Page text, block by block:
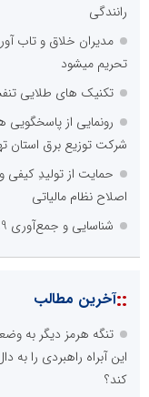
رانندگی
مدیران خلاق و تاب
تحریم میشود
تکنیک های طلایی
شرکت توزیع برق استان
حمایت از تولیدِ کیفی
اصلاح نظام مالیاتی
شناسایی و جمع‌آوری 699 ماینر غیرمجاز در استان تهران
::آخرین مطالب
تنگه هرمز دیگر به
این آبراه راهبردی را
کند؟